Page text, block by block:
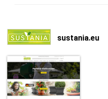
sustania.eu